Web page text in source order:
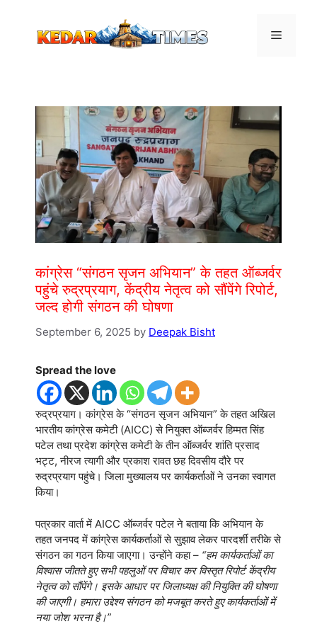
Menu
कांग्रेस “संगठन सृजन अभियान” के तहत ऑब्जर्वर
पहुंचे रुद्रप्रयाग, केंद्रीय नेतृत्व को सौंपेंगे रिपोर्ट,
जल्द होगी संगठन की घोषणा
September 6, 2025 by Deepak Bisht
Spread the love
रुद्रप्रयाग। कांग्रेस के “संगठन सृजन अभियान” के तहत अखिल
भारतीय कांग्रेस कमेटी (AICC) से नियुक्त ऑब्जर्वर हिम्मत सिंह
पटेल तथा प्रदेश कांग्रेस कमेटी के तीन ऑब्जर्वर शांति प्रसाद
भट्ट, नीरज त्यागी और प्रकाश रावत छह दिवसीय दौरे पर
रुद्रप्रयाग पहुंचे। जिला मुख्यालय पर कार्यकर्ताओं ने उनका स्वागत
किया।
पत्रकार वार्ता में AICC ऑब्जर्वर पटेल ने बताया कि अभियान के
तहत जनपद में कांग्रेस कार्यकर्ताओं से सुझाव लेकर पारदर्शी तरीके से
संगठन का गठन किया जाएगा। उन्होंने कहा – “हम कार्यकर्ताओं का
विश्वास जीतते हुए सभी पहलुओं पर विचार कर विस्तृत रिपोर्ट केंद्रीय
नेतृत्व को सौंपेंगे। इसके आधार पर जिलाध्यक्ष की नियुक्ति की घोषणा
की जाएगी। हमारा उद्देश्य संगठन को मजबूत करते हुए कार्यकर्ताओं में
नया जोश भरना है।”